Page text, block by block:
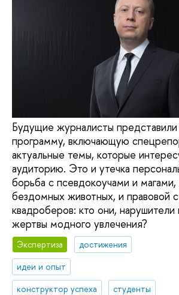
Будущие журналисты представили
программу, включающую
актуальные темы, которые
аудиторию. Это и утечка
борьба с псевдокоучами и
бездомных животных, и правовой
квадроберов: кто они, нарушители
жертвы модного увлечения?
Экспертиза
достижения
идеи и опыт
конструктор успеха
студенты